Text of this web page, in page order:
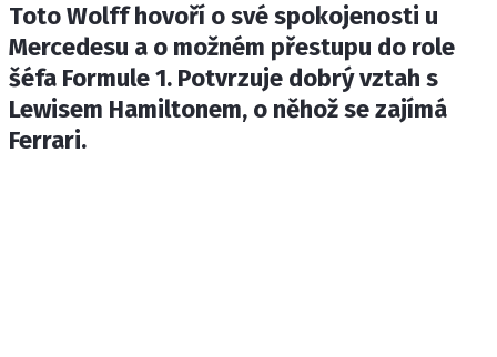
Provozovatelem serveru F1NEWS.cz je
INCORP MEDIA GROUP s.r.o., IČ: 118 23 054
Toto Wolff hovoří o své spokojenosti u
Mercedesu a o možném přestupu do role
šéfa Formule 1. Potvrzuje dobrý vztah s
Lewisem Hamiltonem, o něhož se zajímá
Ferrari.